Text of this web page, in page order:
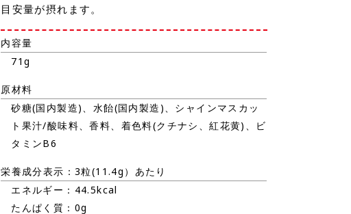
目安量が摂れます。
内容量
71g
原材料
砂糖(国内製造)、水飴(国内製造)、シャインマスカッ
ト果汁/酸味料、香料、着色料(クチナシ、紅花黄)、ビ
タミンB6
栄養成分表示：3粒(11.4g）あたり
エネルギー：44.5kcal
たんぱく質：0g